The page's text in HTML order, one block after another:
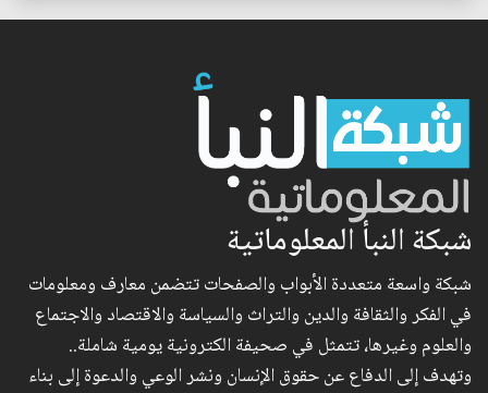
شبكة النبأ المعلوماتية
شبكة واسعة متعددة الأبواب والصفحات تتضمن معارف ومعلومات
في الفكر والثقافة والدين والتراث والسياسة والاقتصاد والاجتماع
والعلوم وغيرها، تتمثل في صحيفة الكترونية يومية شاملة..
وتهدف إلى الدفاع عن حقوق الإنسان ونشر الوعي والدعوة إلى بناء